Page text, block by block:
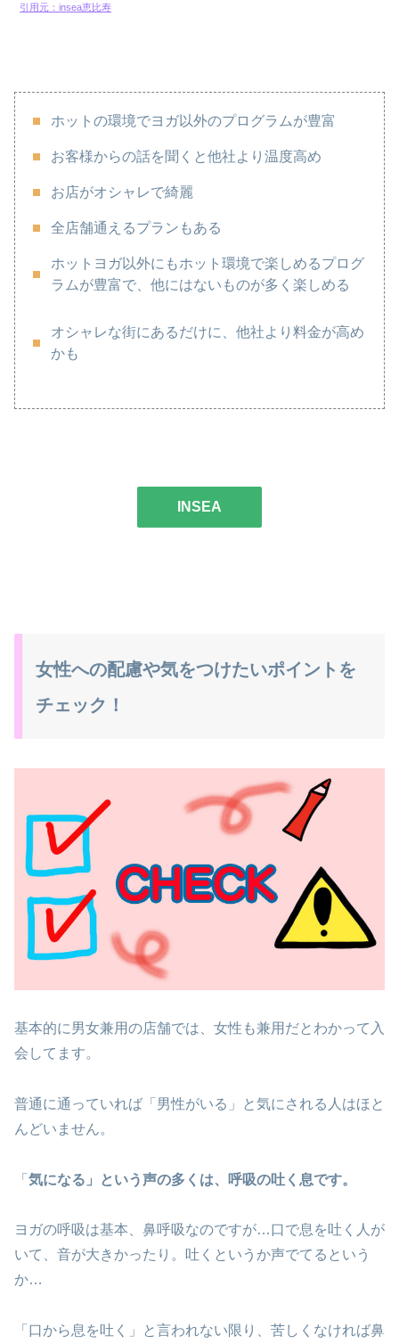
引用元：insea恵比寿
ホットの環境でヨガ以外のプログラムが豊富
お客様からの話を聞くと他社より温度高め
お店がオシャレで綺麗
全店舗通えるプランもある
ホットヨガ以外にもホット環境で楽しめるプログ
ラムが豊富で、他にはないものが多く楽しめる
オシャレな街にあるだけに、他社より料金が高め
かも
INSEA
女性への配慮や気をつけたいポイントを
チェック！
基本的に男女兼用の店舗では、女性も兼用だとわかって入
会してます。
普通に通っていれば「男性がいる」と気にされる人はほと
んどいません。
「 気になる」という声の多くは、呼吸の吐く息です。
ヨガの呼吸は基本、鼻呼吸なのですが…口で息を吐く人が
いて、音が大きかったり。吐くというか声でてるという
か…
「口から息を吐く」と言われない限り、苦しくなければ鼻